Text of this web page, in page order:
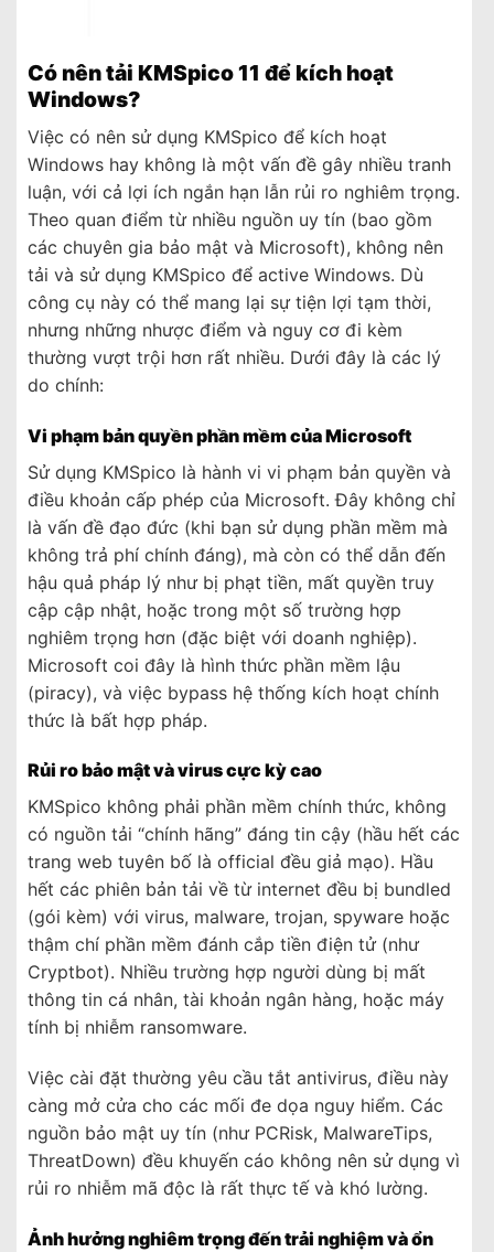
Có nên tải KMSpico 11 để kích hoạt
Windows?
Việc có nên sử dụng KMSpico để kích hoạt
Windows hay không là một vấn đề gây nhiều tranh
luận, với cả lợi ích ngắn hạn lẫn rủi ro nghiêm trọng.
Theo quan điểm từ nhiều nguồn uy tín (bao gồm
các chuyên gia bảo mật và Microsoft), không nên
tải và sử dụng KMSpico để active Windows. Dù
công cụ này có thể mang lại sự tiện lợi tạm thời,
nhưng những nhược điểm và nguy cơ đi kèm
thường vượt trội hơn rất nhiều. Dưới đây là các lý
do chính:
Vi phạm bản quyền phần mềm của Microsoft
Sử dụng KMSpico là hành vi vi phạm bản quyền và
điều khoản cấp phép của Microsoft. Đây không chỉ
là vấn đề đạo đức (khi bạn sử dụng phần mềm mà
không trả phí chính đáng), mà còn có thể dẫn đến
hậu quả pháp lý như bị phạt tiền, mất quyền truy
cập cập nhật, hoặc trong một số trường hợp
nghiêm trọng hơn (đặc biệt với doanh nghiệp).
Microsoft coi đây là hình thức phần mềm lậu
(piracy), và việc bypass hệ thống kích hoạt chính
thức là bất hợp pháp.
Rủi ro bảo mật và virus cực kỳ cao
KMSpico không phải phần mềm chính thức, không
có nguồn tải “chính hãng” đáng tin cậy (hầu hết các
trang web tuyên bố là official đều giả mạo). Hầu
hết các phiên bản tải về từ internet đều bị bundled
(gói kèm) với virus, malware, trojan, spyware hoặc
thậm chí phần mềm đánh cắp tiền điện tử (như
Cryptbot). Nhiều trường hợp người dùng bị mất
thông tin cá nhân, tài khoản ngân hàng, hoặc máy
tính bị nhiễm ransomware.
Việc cài đặt thường yêu cầu tắt antivirus, điều này
càng mở cửa cho các mối đe dọa nguy hiểm. Các
nguồn bảo mật uy tín (như PCRisk, MalwareTips,
ThreatDown) đều khuyến cáo không nên sử dụng vì
rủi ro nhiễm mã độc là rất thực tế và khó lường.
Ảnh hưởng nghiêm trọng đến trải nghiệm và ổn